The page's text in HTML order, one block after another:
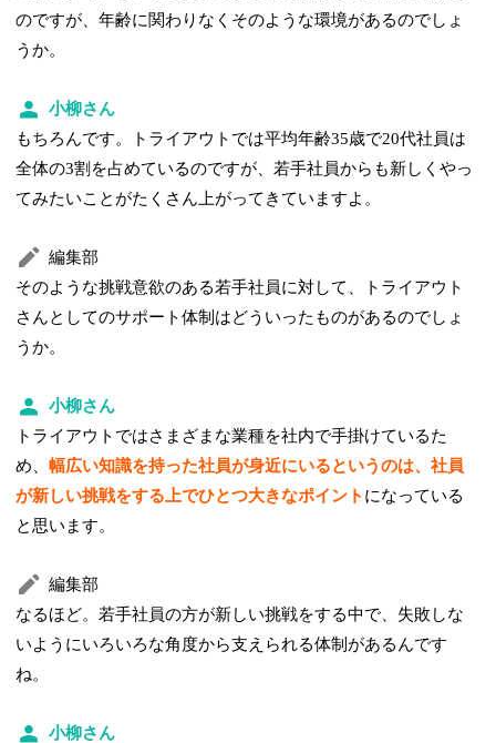
のですが、年齢に関わりなくそのような環境があるのでしょ
うか。
小柳さん
もちろんです。トライアウトでは平均年齢35歳で20代社員は
全体の3割を占めているのですが、若手社員からも新しくやっ
てみたいことがたくさん上がってきていますよ。
編集部
そのような挑戦意欲のある若手社員に対して、トライアウト
さんとしてのサポート体制はどういったものがあるのでしょ
うか。
小柳さん
トライアウトではさまざまな業種を社内で手掛けているた
め、幅広い知識を持った社員が身近にいるというのは、社員
が新しい挑戦をする上でひとつ大きなポイント になっている
と思います。
編集部
なるほど。若手社員の方が新しい挑戦をする中で、失敗しな
いようにいろいろな角度から支えられる体制があるんです
ね。
小柳さん